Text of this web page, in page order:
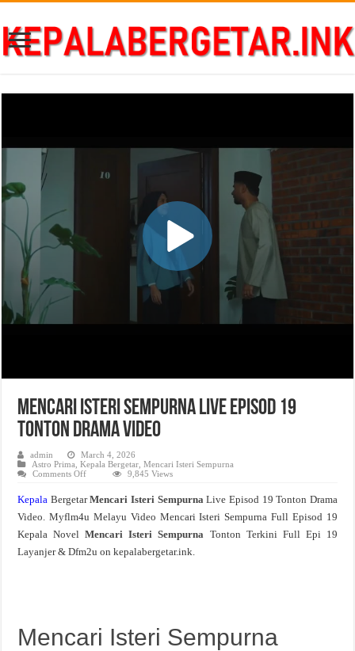
Mencari Isteri Sempurna Live Episod 19
Tonton Drama Video
admin
March 4, 2026
Astro Prima ,Kepala Bergetar ,Mencari Isteri Sempurna
Comments Offon
Sempurna
Episod
19
Tonton
Drama
Video
9,845 Views
Kepala BergetarMencari Isteri SempurnaLive Episod 19 Tonton Drama
Video. Myflm4u Melayu Video Mencari Isteri Sempurna Full Episod 19
Kepala Novel Mencari Isteri Sempurna Tonton Terkini Full Epi 19
Layanjer & Dfm2u on kepalabergetar.ink.
Mencari Isteri Sempurna